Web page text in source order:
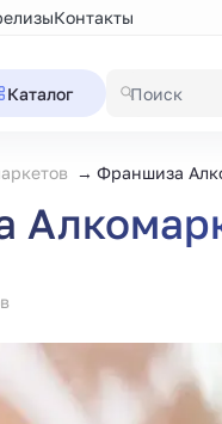
Контакты
Каталог
Франшиза